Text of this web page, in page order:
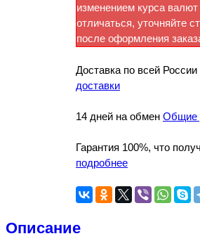
изменением курса
отличаться, уточняйте
после оформления
Доставка по всей России
доставки
14 дней на обмен Общие
Гарантия 100%, что
подробнее
Описание